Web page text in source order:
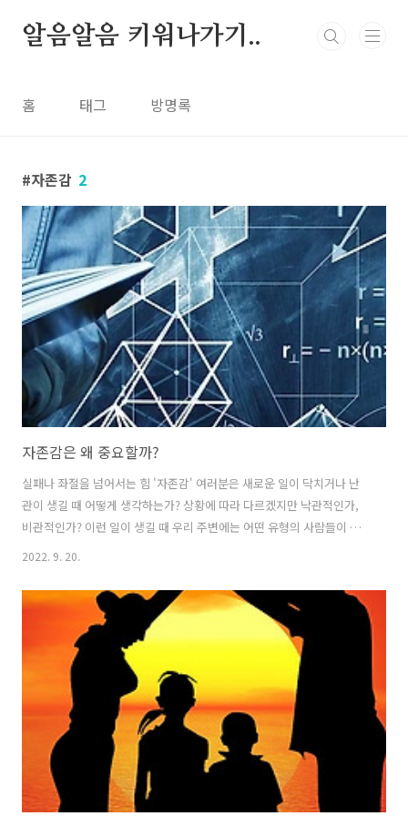
본
알음알음 키워나가기..
홈 태그 방명록
자존감 2
자존감은 왜 중요할까?
실패나 좌절을 넘어서는 힘 '자존감' 여러분은 새로운 일이 닥치거나 난
관이 생길 때 어떻게 생각하는가? 상황에 따라 다르겠지만 낙관적인가,
비관적인가? 이런 일이 생길 때 우리 주변에는 어떤 유형의 사람들이 있
을까? 첫째, 성공을 예상하여 예상대로 성공하는 사람, 둘째, 실패를 예
게 심한 질책을 하는 사람, 셋째, 성공을 예상했다가 실패를 하더라도 문
제점을 보완하여 다음에는 성공할 것을 다짐하는 사람 등이 있을 수 있
다. 이외에 다른 유형도 있을 수 있지만 대부분의 사람들은 위에서 얘기
한 유형에 속할 것이다. 그럼, 이런 생각하는 방식은 어떤 점에서 가장 크
게 차이가 날까? 답은 바로 '자존감'이다. 자존감이란 '자기 자신에 대한
긍정적인..
2022. 9. 20.